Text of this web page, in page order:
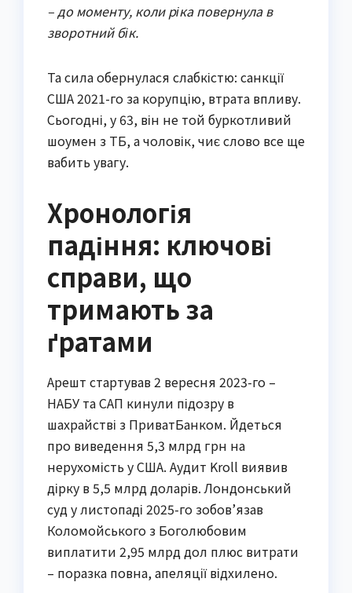
– до моменту, коли ріка повернула в
зворотний бік.
Та сила обернулася слабкістю: санкції
США 2021-го за корупцію, втрата впливу.
Сьогодні, у 63, він не той буркотливий
шоумен з ТБ, а чоловік, чиє слово все ще
вабить увагу.
Хронологія
падіння: ключові
справи, що
тримають за
ґратами
Арешт стартував 2 вересня 2023-го –
НАБУ та САП кинули підозру в
шахрайстві з ПриватБанком. Йдеться
про виведення 5,3 млрд грн на
нерухомість у США. Аудит Kroll виявив
дірку в 5,5 млрд доларів. Лондонський
суд у листопаді 2025-го зобов’язав
Коломойського з Боголюбовим
виплатити 2,95 млрд дол плюс витрати
– поразка повна, апеляції відхилено.